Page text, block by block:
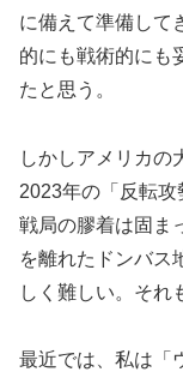
に備えて準備して
的にも戦術的にも
たと思う。
しかしアメリカの
2023年の「反転攻
戦局の膠着は固ま
を離れたドンバス
しく難しい。それ
最近では、私は「